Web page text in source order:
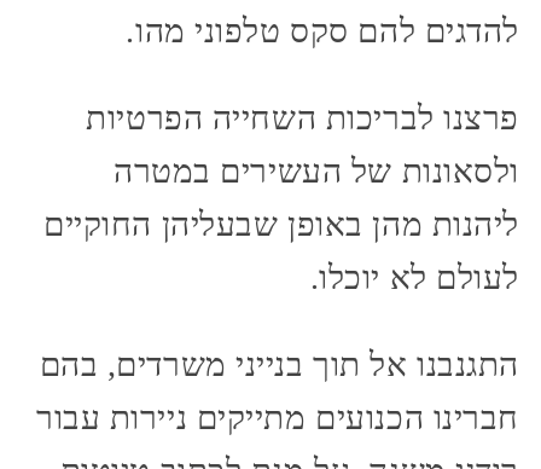
להדגים להם סקס טלפוני מהו.
פרצנו לבריכות השחייה הפרטיות
ולסאונות של העשירים במטרה
ליהנות מהן באופן שבעליהן החוקיים
לעולם לא יוכלו.
התגנבנו אל תוך בנייני משרדים, בהם
חברינו הכנועים מתייקים ניירות עבור